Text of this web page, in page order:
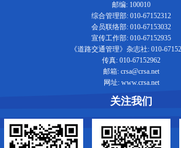
邮编: 100010
综合管理部: 010-67152312
会员联络部: 010-67153032
宣传工作部: 010-67152935
《道路交通管理》杂志社: 010-
传真: 010-67152962
邮箱: crsa@crsa.net
网址: www.crsa.net
关注我们